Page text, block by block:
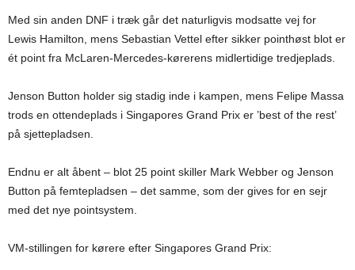
Med sin anden DNF i træk går det naturligvis modsatte vej for
Lewis Hamilton, mens Sebastian Vettel efter sikker pointhøst blot er
ét point fra McLaren-Mercedes-kørerens midlertidige tredjeplads.
Jenson Button holder sig stadig inde i kampen, mens Felipe Massa
trods en ottendeplads i Singapores Grand Prix er ’best of the rest’
på sjettepladsen.
Endnu er alt åbent – blot 25 point skiller Mark Webber og Jenson
Button på femtepladsen – det samme, som der gives for en sejr
med det nye pointsystem.
VM-stillingen for kørere efter Singapores Grand Prix: